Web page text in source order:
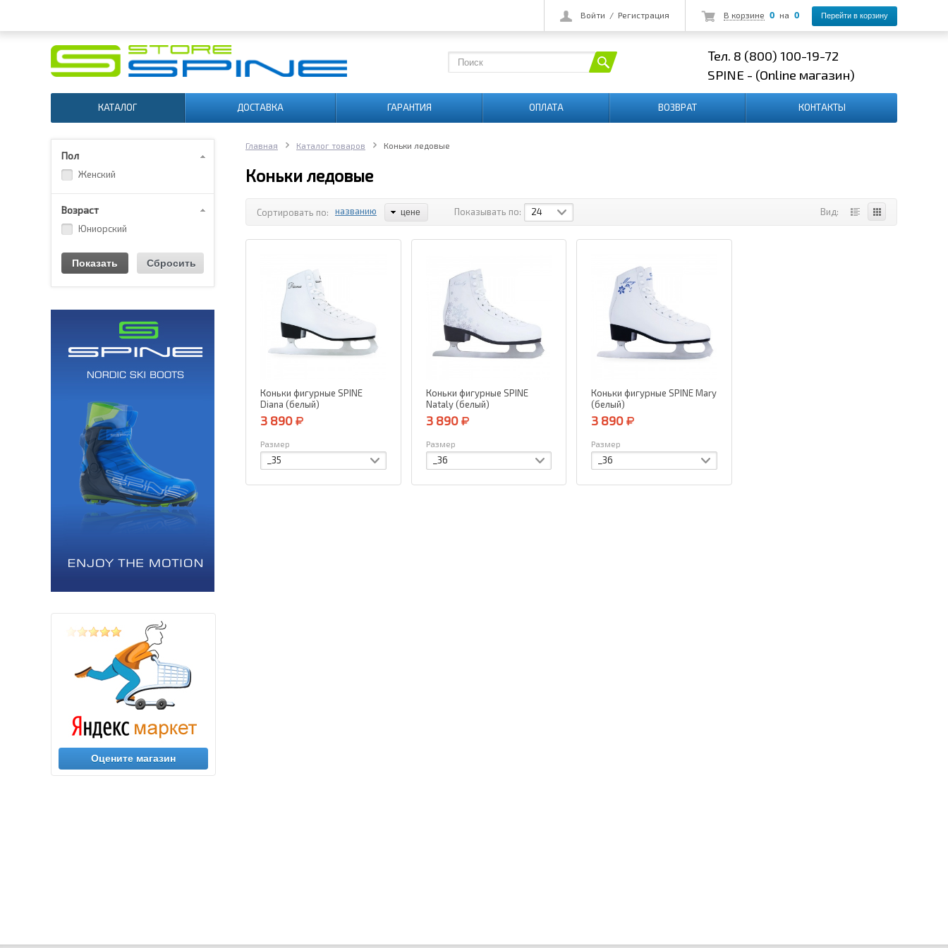
В корзине 0 на 0 Перейти в корзину
Войти / Регистрация
Тел. 8 (800) 100-19-72
SPINE - (Online магазин)
КАТАЛОГ ДОСТАВКА ГАРАНТИЯ ОПЛАТА ВОЗВРАТ КОНТАКТЫ
Пол
Женский
Возраст
Юниорский
Оцените магазин
Главная Каталог товаров Коньки ледовые
Коньки ледовые
Сортировать по: названию цене Показывать по: 24 Вид:
Коньки фигурные SPINE
Diana (белый)
3 890
Размер
_35
Коньки фигурные SPINE
Nataly (белый)
3 890
Размер
_36
Коньки фигурные SPINE Mary
(белый)
3 890
Размер
_36